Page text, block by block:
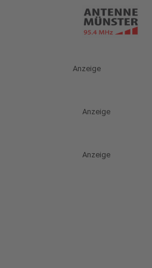
Anzeige
Anzeige
Anzeige